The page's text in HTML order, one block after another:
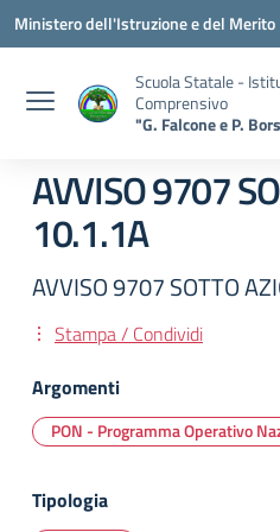
Vai ai contenuti
Vai al menu di navigazione
Vai al footer
Ministero dell'Istruzione e del Merito
Scuola Statale -
Comprensivo
"G. Falcone e P.
AVVISO 9707
10.1.1A
AVVISO 9707 SOTTO
Stampa / Condividi
Argomenti
PON - Programma Operativo
Tipologia